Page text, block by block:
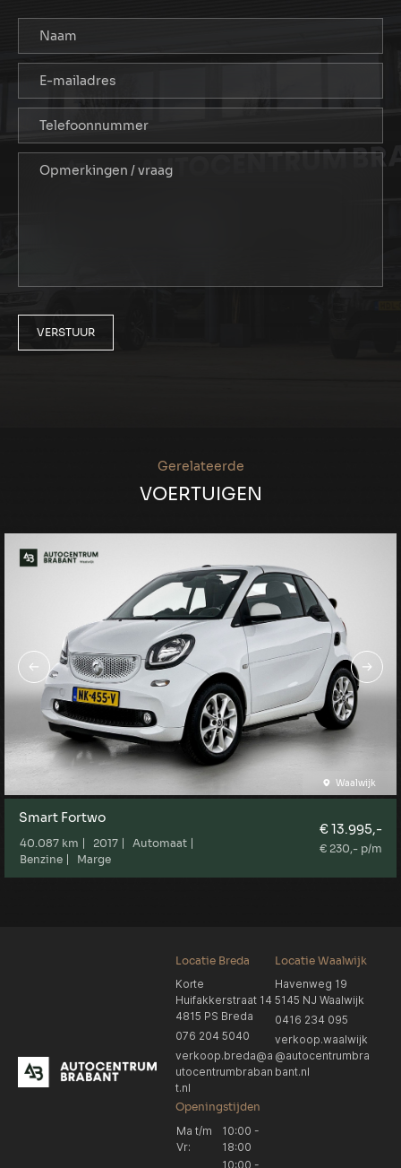
VERSTUUR
Gerelateerde
VOERTUIGEN
Waalwijk
Smart Fortwo
40.087 km 2017
Automaat
Benzine
Marge
€ 13.995,-
€ 230,- p/m
Locatie Breda
Korte
Huifakkerstraat 14
4815 PS Breda
076 204 5040
verkoop.breda@a
utocentrumbraban
t.nl
Locatie Waalwijk
Havenweg 19
5145 NJ Waalwijk
0416 234 095
verkoop.waalwijk
@autocentrumbra
bant.nl
Openingstijden
Ma t/m
Vr:
10:00 -
18:00
10:00 -